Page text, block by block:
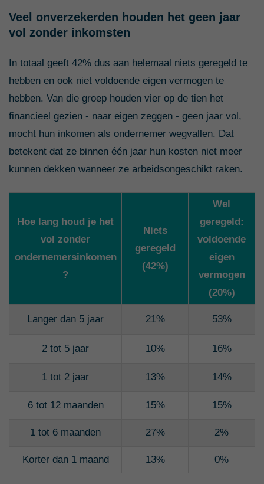
Veel onverzekerden houden het geen jaar
vol zonder inkomsten
In totaal geeft 42% dus aan helemaal niets geregeld te
hebben en ook niet voldoende eigen vermogen te
hebben. Van die groep houden vier op de tien het
financieel gezien - naar eigen zeggen - geen jaar vol,
mocht hun inkomen als ondernemer wegvallen. Dat
betekent dat ze binnen één jaar hun kosten niet meer
kunnen dekken wanneer ze arbeidsongeschikt raken.
Hoe lang houd je het
vol zonder
ondernemersinkomen
?
Niets
geregeld
(42%)
Wel
geregeld:
voldoende
eigen
vermogen
(20%)
Langer dan 5 jaar 21% 53%
2 tot 5 jaar 10% 16%
1 tot 2 jaar 13% 14%
6 tot 12 maanden 15% 15%
1 tot 6 maanden 27% 2%
Korter dan 1 maand 13% 0%